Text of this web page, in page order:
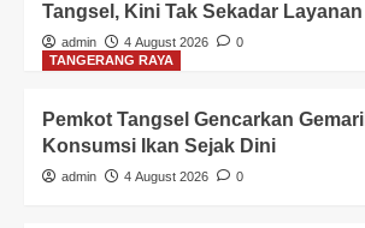
Tangsel, Kini Tak Sekadar
admin 4 August 2026
0
TANGERANG RAYA
Pemkot Tangsel Gencarkan
Konsumsi Ikan Sejak Dini
admin 4 August 2026 0